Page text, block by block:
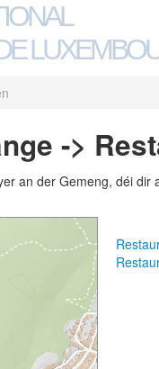
->
an der Gemeng, déi